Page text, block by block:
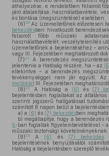
áthelyezése, e rendeletben felsorolt
járó átalakítása, használatbavétele,
és bontása (megszüntetése) esetében.
(6) 20 Az üzemeltetőnek előzetesen
bekezdésben hivatkozott
felsorolt főbb műszaki
használatbavételét, veszélytelenítés
üzemeltetőnek a bejelentéséhez –
vagy III. Fejezetében meghatározott
(7) 21
A berendezés
jelentenie a Hatóság részére, ha – az
eltekintve – a berendezés
tevékenységgel nem jár együtt.
melléklet III. Fejezetében
(8) 22 A Hatóság a (6) és (7)
bejelentésben foglaltakat az
szerinti jogszerű hallgatással
számított 8 napon belül a
a) a (6) és (7) bekezdésben
b) megállapítja, hogy a berendezés
§-ban foglaltak figyelembevételével –
műszaki biztonsági követelményeknek.
(9) 23 A (6) és (7) bekezdés
bejelentésének benyújtásától
Hatóság a bejelentésben szereplő